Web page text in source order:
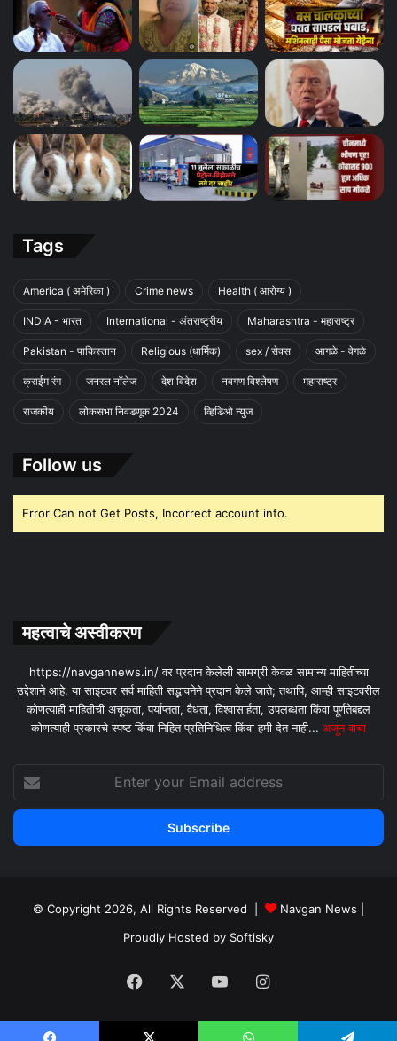
Tags
America ( अमेरिका ) Crime news Health ( आरोग्य )
INDIA - भारत International - अंतराष्ट्रीय Maharashtra - महाराष्ट्र
Pakistan - पाकिस्तान Religious (धार्मिक) sex / सेक्स आगळे - वेगळे
क्राईम रंग जनरल नॉलेज देश विदेश नवगण विश्लेषण महाराष्ट्र
राजकीय लोकसभा निवडणूक 2024 व्हिडिओ न्युज
Follow us
Error Can not Get Posts, Incorrect account info.
महत्वाचे अस्वीकरण
https://navgannews.in/ वर प्रदान केलेली सामग्री केवळ सामान्य माहितीच्या
उद्देशाने आहे. या साइटवर सर्व माहिती सद्भावनेने प्रदान केले जाते; तथापि, आम्ही साइटवरील
कोणत्याही माहितीची अचूकता, पर्याप्तता, वैधता, विश्वासार्हता, उपलब्धता किंवा पूर्णतेबद्दल
कोणत्याही प्रकारचे स्पष्ट किंवा निहित प्रतिनिधित्व किंवा हमी देत ​​नाही... अजून वाचा
your
Email
© Copyright 2026, All Rights Reserved | Navgan News
Proudly Hosted by Softisky
Facebook YouTubeInstagram